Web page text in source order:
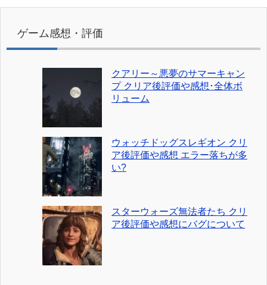
ゲーム感想・評価
クアリー～悪夢のサマーキャン
プ クリア後評価や感想･全体ボ
リューム
ウォッチドッグスレギオン クリ
ア後評価や感想 エラー落ちが多
い?
スターウォーズ無法者たち クリ
ア後評価や感想にバグについて